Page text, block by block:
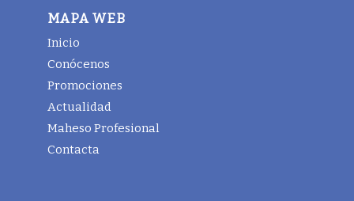
MAPA WEB
Inicio
Conócenos
Promociones
Actualidad
Maheso Profesional
Contacta